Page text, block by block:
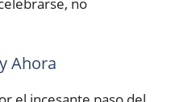
Ahora